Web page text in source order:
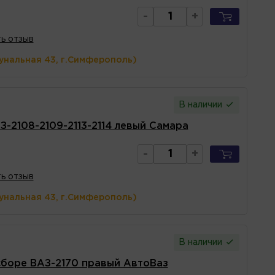
- +
отзыв
43, г.Симферополь)
В наличии
2109-2113-2114 левый Самара
- +
отзыв
43, г.Симферополь)
В наличии
ВАЗ-2170 правый АвтоВаз